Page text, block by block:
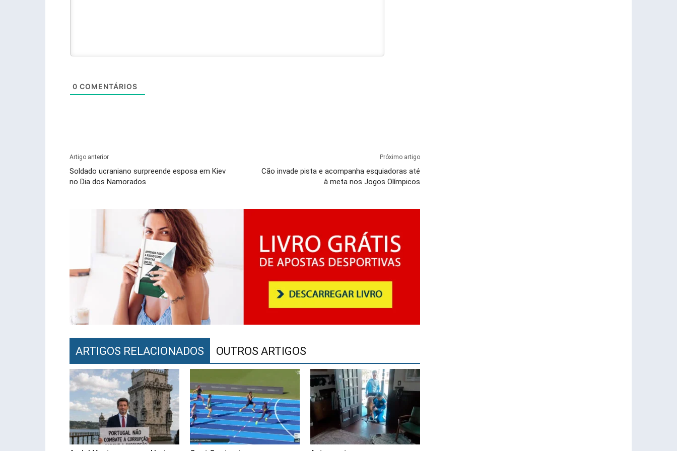
0 COMENTÁRIOS
Artigo anterior
Soldado ucraniano surpreende esposa em Kiev
no Dia dos Namorados
Próximo artigo
Cão invade pista e acompanha esquiadoras até
à meta nos Jogos Olímpicos
ARTIGOS RELACIONADOS OUTROS ARTIGOS